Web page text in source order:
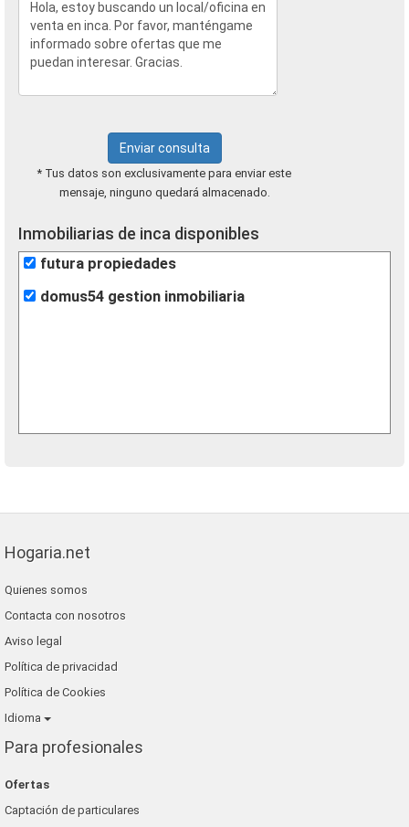
Enviar consulta
* Tus datos son exclusivamente para enviar este
mensaje, ninguno quedará almacenado.
Inmobiliarias de inca disponibles
futura propiedades
domus54 gestion inmobiliaria
Hogaria.net
Quienes somos
Contacta con nosotros
Aviso legal
Política de privacidad
Política de Cookies
Idioma
Para profesionales
Ofertas
Captación de particulares